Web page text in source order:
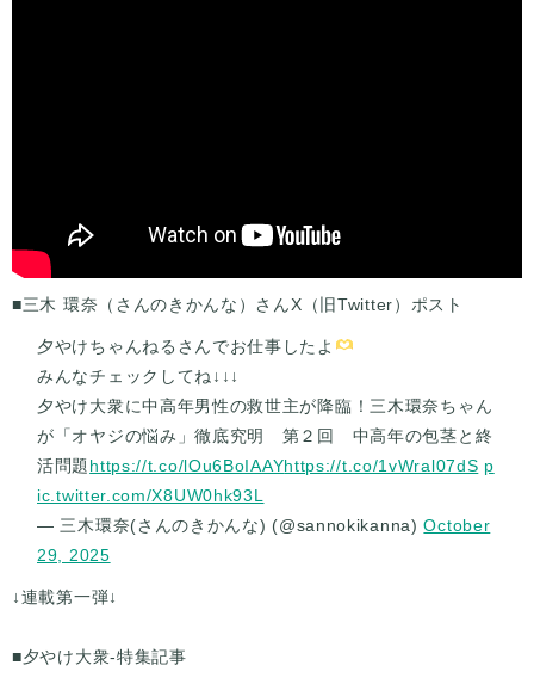
■三木 環奈（さんのきかんな）さんX（旧Twitter）ポスト
夕やけちゃんねるさんでお仕事したよ
みんなチェックしてね↓↓↓
夕やけ大衆に中高年男性の救世主が降臨！三木環奈ちゃん
が「オヤジの悩み」徹底究明 第２回 中高年の包茎と終
活問題https://t.co/lOu6BoIAAYhttps://t.co/1vWral07dS p
ic.twitter.com/X8UW0hk93L
— 三木環奈(さんのきかんな) (@sannokikanna)October
29, 2025
↓連載第一弾↓
■夕やけ大衆-特集記事